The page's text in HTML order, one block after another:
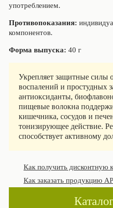
употреблением.
Противопоказания:
компонентов.
Форма выпуска: 40 г
Укрепляет защитные силы
воспалений и простудных
антиоксиданты,
пищевые волокна
кишечника, сосудов и
тонизирующее действие.
способствует активному
Как получить дисконтную
Как заказать продукцию